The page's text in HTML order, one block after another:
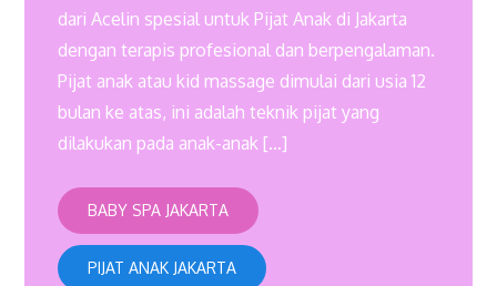
dari Acelin spesial untuk Pijat Anak di Jakarta
dengan terapis profesional dan berpengalaman.
Pijat anak atau kid massage dimulai dari usia 12
bulan ke atas, ini adalah teknik pijat yang
dilakukan pada anak-anak […]
BABY SPA JAKARTA
PIJAT ANAK JAKARTA